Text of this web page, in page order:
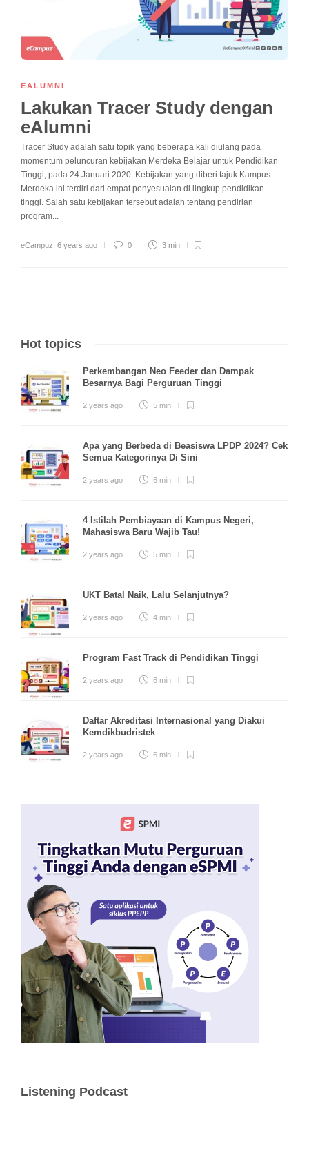
EALUMNI
Lakukan Tracer Study dengan
eAlumni
Tracer Study adalah satu topik yang beberapa kali diulang pada
momentum peluncuran kebijakan Merdeka Belajar untuk Pendidikan
Tinggi, pada 24 Januari 2020. Kebijakan yang diberi tajuk Kampus
Merdeka ini terdiri dari empat penyesuaian di lingkup pendidikan
tinggi. Salah satu kebijakan tersebut adalah tentang pendirian
program...
eCampuz 6 years ago 0 3 min
Hot topics
Perkembangan Neo Feeder dan Dampak
Besarnya Bagi Perguruan Tinggi
2 years ago 5 min
Apa yang Berbeda di Beasiswa LPDP 2024? Cek
Semua Kategorinya Di Sini
2 years ago 6 min
4 Istilah Pembiayaan di Kampus Negeri,
Mahasiswa Baru Wajib Tau!
2 years ago 5 min
UKT Batal Naik, Lalu Selanjutnya?
2 years ago 4 min
Program Fast Track di Pendidikan Tinggi
2 years ago 6 min
Daftar Akreditasi Internasional yang Diakui
Kemdikbudristek
2 years ago 6 min
Listening Podcast